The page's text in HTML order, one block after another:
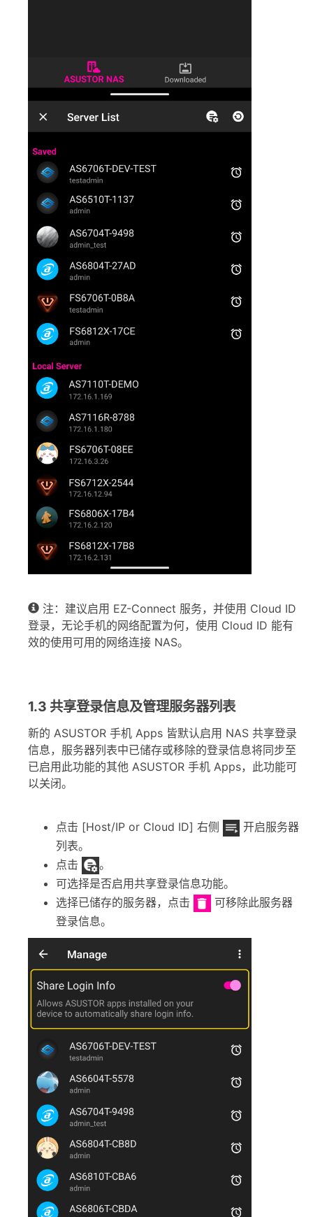
注：建议启用 EZ-Connect 服务，并使用 Cloud ID
登录，无论手机的网络配置为何，使用 Cloud ID 能有
效的使用可用的网络连接 NAS。
1.3 共享登录信息及管理服务器列表
新的 ASUSTOR 手机 Apps 皆默认启用 NAS 共享登录
信息，服务器列表中已储存或移除的登录信息将同步至
已启用此功能的其他 ASUSTOR 手机 Apps，此功能可
以关闭。
点击 [Host/IP or Cloud ID] 右侧
开启服务器
列表。
点击
。
可选择是否启用共享登录信息功能。
选择已储存的服务器，点击
可移除此服务器
登录信息。